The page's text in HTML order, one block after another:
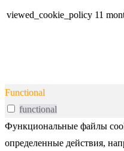
viewed_cookie_policy 11
Functional
functional
Функциональные файлы
определенные действия,